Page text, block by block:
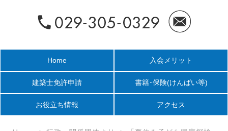
Home 入会メリット
建築士免許申請 書籍･保険(けんばい等)
お役立ち情報 アクセス